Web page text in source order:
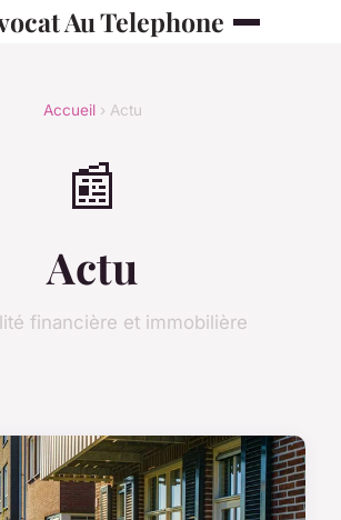
Au Telephone
Accueil› Actu
📰
Actu
financière et immobilière